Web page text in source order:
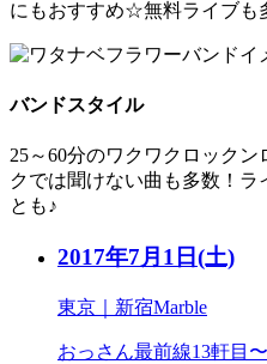
にもおすすめ☆無料ライブも
バンドスタイル
25～60分のワクワクロック
クでは聞けない曲も多数！
とも♪
2017年7月1日(土)
東京｜新宿Marble
おっさん最前線13軒目